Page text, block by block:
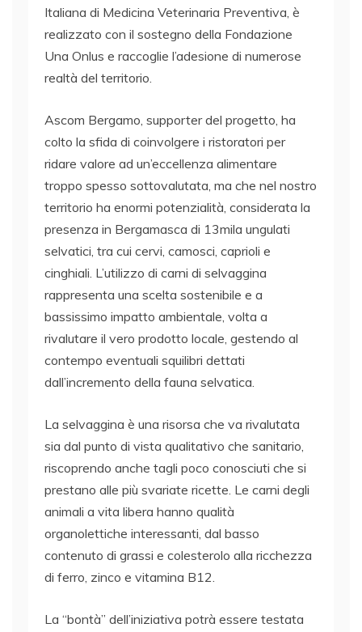
Italiana di Medicina Veterinaria Preventiva, è
realizzato con il sostegno della Fondazione
Una Onlus e raccoglie l’adesione di numerose
realtà del territorio.
Ascom Bergamo, supporter del progetto, ha
colto la sfida di coinvolgere i ristoratori per
ridare valore ad un’eccellenza alimentare
troppo spesso sottovalutata, ma che nel nostro
territorio ha enormi potenzialità, considerata la
presenza in Bergamasca di 13mila ungulati
selvatici, tra cui cervi, camosci, caprioli e
cinghiali. L’utilizzo di carni di selvaggina
rappresenta una scelta sostenibile e a
bassissimo impatto ambientale, volta a
rivalutare il vero prodotto locale, gestendo al
contempo eventuali squilibri dettati
dall’incremento della fauna selvatica.
La selvaggina è una risorsa che va rivalutata
sia dal punto di vista qualitativo che sanitario,
riscoprendo anche tagli poco conosciuti che si
prestano alle più svariate ricette. Le carni degli
animali a vita libera hanno qualità
organolettiche interessanti, dal basso
contenuto di grassi e colesterolo alla ricchezza
di ferro, zinco e vitamina B12.
La “bontà” dell’iniziativa potrà essere testata